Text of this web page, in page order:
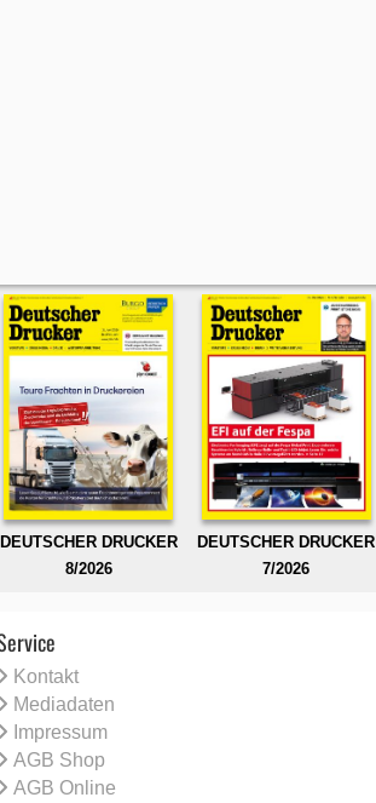
DEUTSCHER DRUCKER
8/2026
DEUTSCHER DRUCKER
7/2026
Kontakt
Mediadaten
Impressum
AGB Shop
AGB Online